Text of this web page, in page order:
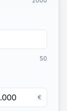
50
€